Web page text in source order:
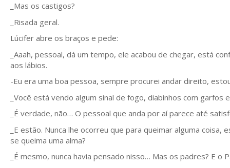
_Mas os castigos?
_Risada geral.
Lúcifer abre os braços e pede:
_Aaah, pessoal, dá um tempo, ele acabou de chegar, está
aos lábios.
-Eu era uma boa pessoa, sempre procurei andar direito,
_Você está vendo algum sinal de fogo, diabinhos com garfos
_É verdade, não… O pessoal que anda por aí parece até
_E estão. Nunca lhe ocorreu que para queimar alguma
se queima uma alma?
_É mesmo, nunca havia pensado nisso… Mas os padres? E o